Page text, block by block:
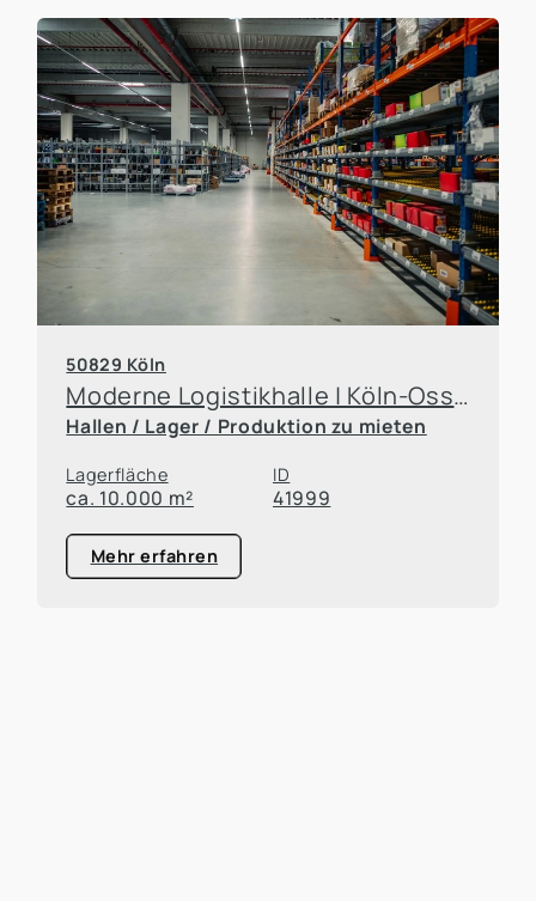
50829 Köln
Moderne Logistikhalle | Köln-Ossendorf | Überladebrücken | 6,2 m UKB
Hallen / Lager / Produktion zu mieten
Lagerfläche
ca. 10.000 m²
ID
41999
Mehr erfahren